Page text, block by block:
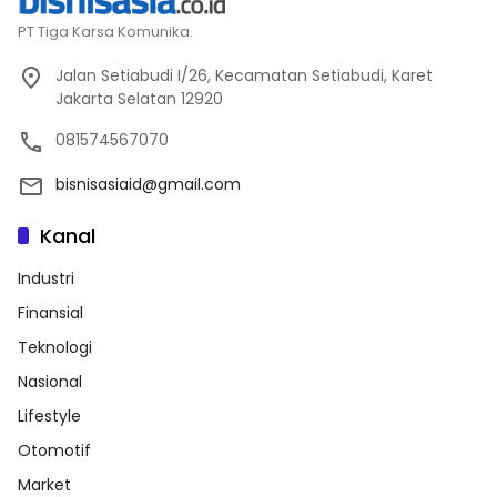
PT Tiga Karsa Komunika.
Jalan Setiabudi I/26, Kecamatan Setiabudi, Karet
Jakarta Selatan 12920
081574567070
bisnisasiaid@gmail.com
Kanal
Industri
Finansial
Teknologi
Nasional
Lifestyle
Otomotif
Market